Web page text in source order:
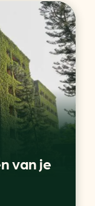
van je